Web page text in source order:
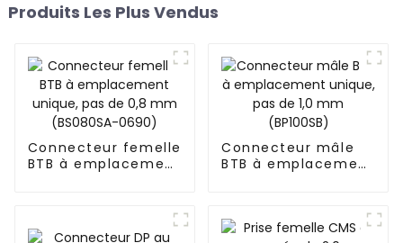
Produits Les Plus Vendus
Connecteur femelle
BTB à emplacement
Connecteur mâle
BTB à emplacement